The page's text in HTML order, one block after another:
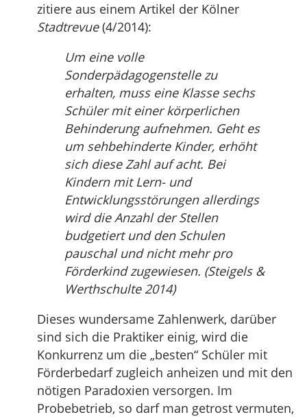
zitiere aus einem Artikel der Kölner
Stadtrevue(4/2014):
Um eine volle
Sonderpädagogenstelle zu
erhalten, muss eine Klasse sechs
Schüler mit einer körperlichen
Behinderung aufnehmen. Geht es
um sehbehinderte Kinder, erhöht
sich diese Zahl auf acht. Bei
Kindern mit Lern- und
Entwicklungsstörungen allerdings
wird die Anzahl der Stellen
budgetiert und den Schulen
pauschal und nicht mehr pro
Förderkind zugewiesen. (Steigels &
Werthschulte 2014)
Dieses wundersame Zahlenwerk, darüber
sind sich die Praktiker einig, wird die
Konkurrenz um die „besten“ Schüler mit
Förderbedarf zugleich anheizen und mit den
nötigen Paradoxien versorgen. Im
Probebetrieb, so darf man getrost vermuten,